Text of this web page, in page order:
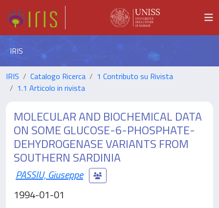
IRIS
IRIS Catalogo Ricerca
1 Contributo su Rivista
1.1 Articolo in rivista
MOLECULAR AND BIOCHEMICAL DATA
ON SOME GLUCOSE-6-PHOSPHATE-
DEHYDROGENASE VARIANTS FROM
SOUTHERN SARDINIA
PASSIU, Giuseppe
1994-01-01